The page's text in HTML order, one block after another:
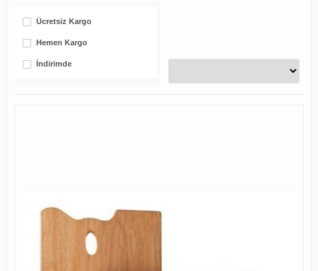
Ücretsiz Kargo
Hemen Kargo
İndirimde